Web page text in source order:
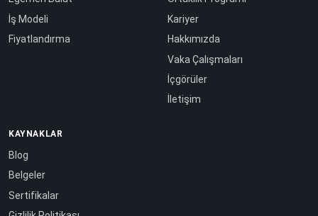
İş Modeli
Fiyatlandırma
Kariyer
Hakkımızda
Vaka Çalışmaları
İçgörüler
İletişim
KAYNAKLAR
Blog
Belgeler
Sertifikalar